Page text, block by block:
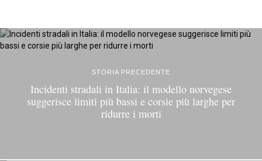
STORIA PRECEDENTE
Incidenti stradali in Italia: il modello norvegese
suggerisce limiti più bassi e corsie più larghe per
ridurre i morti